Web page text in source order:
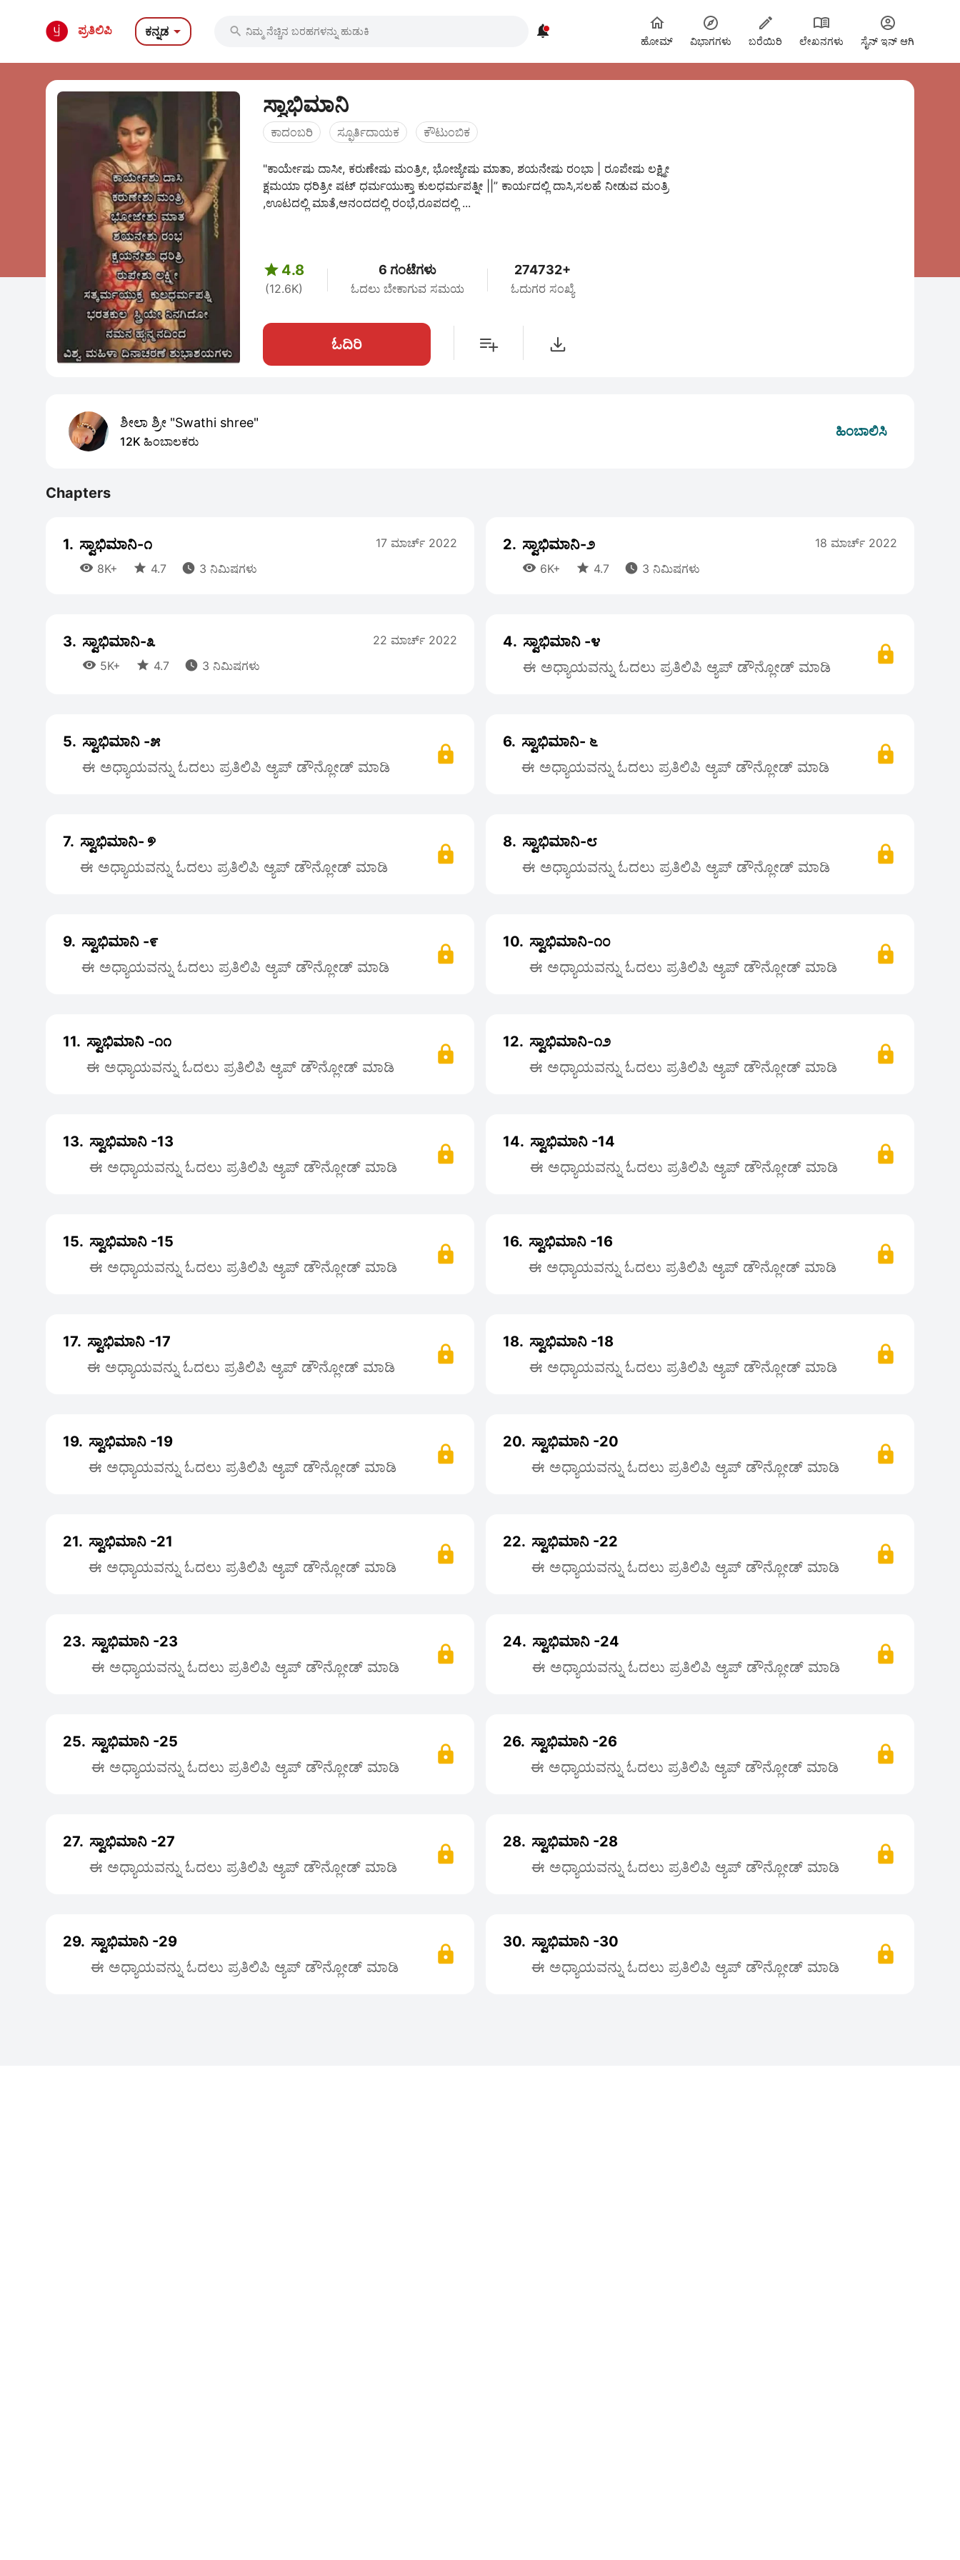
ಪ್ರತಿಲಿಪಿ ಕನ್ನಡ   
ಹೋಮ್ ವಿಭಾಗಗಳು ಬರೆಯಿರಿ ಲೇಖನಗಳು ಸೈನ್ ಇನ್ ಆಗಿ
ಸ್ವಾಭಿಮಾನಿ
ಕಾದಂಬರಿ ಸ್ಫೂರ್ತಿದಾಯಕ ಕೌಟುಂಬಿಕ
"ಕಾರ್ಯೇಷು ದಾಸೀ, ಕರುಣೇಷು ಮಂತ್ರೀ, ಭೋಜ್ಯೇಷು ಮಾತಾ, ಶಯನೇಷು ರಂಭಾ | ರೂಪೇಷು ಲಕ್ಷ್ಮೀ
ಕ್ಷಮಯಾ ಧರಿತ್ರೀ ಷಟ್ ಧರ್ಮಯುಕ್ತಾ ಕುಲಧರ್ಮಪತ್ನೀ ||” ಕಾರ್ಯದಲ್ಲಿ ದಾಸಿ,ಸಲಹೆ ನೀಡುವ ಮಂತ್ರಿ
,ಊಟದಲ್ಲಿ ಮಾತೆ,ಆನಂದದಲ್ಲಿ ರಂಭೆ,ರೂಪದಲ್ಲಿ ...
 4.8
(12.6K)
6 ಗಂಟೆಗಳು
ಓದಲು ಬೇಕಾಗುವ ಸಮಯ
274732+
ಓದುಗರ ಸಂಖ್ಯೆ
ಓದಿರಿ
ಶೀಲಾ ಶ್ರೀ "Swathi shree"
12K ಹಿಂಬಾಲಕರು
ಹಿಂಬಾಲಿಸಿ
Chapters
1. ಸ್ವಾಭಿಮಾನಿ-೧
 8K+  4.7  3 ನಿಮಿಷಗಳು
17 ಮಾರ್ಚ್ 2022 2. ಸ್ವಾಭಿಮಾನಿ-೨
 6K+  4.7  3 ನಿಮಿಷಗಳು
18 ಮಾರ್ಚ್ 2022
3. ಸ್ವಾಭಿಮಾನಿ-೩
 5K+  4.7  3 ನಿಮಿಷಗಳು
22 ಮಾರ್ಚ್ 2022 4. ಸ್ವಾಭಿಮಾನಿ -೪
ಈ ಅಧ್ಯಾಯವನ್ನು ಓದಲು ಪ್ರತಿಲಿಪಿ ಆ್ಯಪ್ ಡೌನ್ಲೋಡ್ ಮಾಡಿ
5. ಸ್ವಾಭಿಮಾನಿ -೫
ಈ ಅಧ್ಯಾಯವನ್ನು ಓದಲು ಪ್ರತಿಲಿಪಿ ಆ್ಯಪ್ ಡೌನ್ಲೋಡ್ ಮಾಡಿ
6. ಸ್ವಾಭಿಮಾನಿ- ೬
ಈ ಅಧ್ಯಾಯವನ್ನು ಓದಲು ಪ್ರತಿಲಿಪಿ ಆ್ಯಪ್ ಡೌನ್ಲೋಡ್ ಮಾಡಿ
7. ಸ್ವಾಭಿಮಾನಿ-୭
ಈ ಅಧ್ಯಾಯವನ್ನು ಓದಲು ಪ್ರತಿಲಿಪಿ ಆ್ಯಪ್ ಡೌನ್ಲೋಡ್ ಮಾಡಿ
8. ಸ್ವಾಭಿಮಾನಿ-೮
ಈ ಅಧ್ಯಾಯವನ್ನು ಓದಲು ಪ್ರತಿಲಿಪಿ ಆ್ಯಪ್ ಡೌನ್ಲೋಡ್ ಮಾಡಿ
9. ಸ್ವಾಭಿಮಾನಿ -೯
ಈ ಅಧ್ಯಾಯವನ್ನು ಓದಲು ಪ್ರತಿಲಿಪಿ ಆ್ಯಪ್ ಡೌನ್ಲೋಡ್ ಮಾಡಿ
10. ಸ್ವಾಭಿಮಾನಿ-೧೦
ಈ ಅಧ್ಯಾಯವನ್ನು ಓದಲು ಪ್ರತಿಲಿಪಿ ಆ್ಯಪ್ ಡೌನ್ಲೋಡ್ ಮಾಡಿ
11. ಸ್ವಾಭಿಮಾನಿ -೧೧
ಈ ಅಧ್ಯಾಯವನ್ನು ಓದಲು ಪ್ರತಿಲಿಪಿ ಆ್ಯಪ್ ಡೌನ್ಲೋಡ್ ಮಾಡಿ
12. ಸ್ವಾಭಿಮಾನಿ-೧೨
ಈ ಅಧ್ಯಾಯವನ್ನು ಓದಲು ಪ್ರತಿಲಿಪಿ ಆ್ಯಪ್ ಡೌನ್ಲೋಡ್ ಮಾಡಿ
13. ಸ್ವಾಭಿಮಾನಿ -13
ಈ ಅಧ್ಯಾಯವನ್ನು ಓದಲು ಪ್ರತಿಲಿಪಿ ಆ್ಯಪ್ ಡೌನ್ಲೋಡ್ ಮಾಡಿ
14. ಸ್ವಾಭಿಮಾನಿ -14
ಈ ಅಧ್ಯಾಯವನ್ನು ಓದಲು ಪ್ರತಿಲಿಪಿ ಆ್ಯಪ್ ಡೌನ್ಲೋಡ್ ಮಾಡಿ
15. ಸ್ವಾಭಿಮಾನಿ -15
ಈ ಅಧ್ಯಾಯವನ್ನು ಓದಲು ಪ್ರತಿಲಿಪಿ ಆ್ಯಪ್ ಡೌನ್ಲೋಡ್ ಮಾಡಿ
16. ಸ್ವಾಭಿಮಾನಿ -16
ಈ ಅಧ್ಯಾಯವನ್ನು ಓದಲು ಪ್ರತಿಲಿಪಿ ಆ್ಯಪ್ ಡೌನ್ಲೋಡ್ ಮಾಡಿ
17. ಸ್ವಾಭಿಮಾನಿ -17
ಈ ಅಧ್ಯಾಯವನ್ನು ಓದಲು ಪ್ರತಿಲಿಪಿ ಆ್ಯಪ್ ಡೌನ್ಲೋಡ್ ಮಾಡಿ
18. ಸ್ವಾಭಿಮಾನಿ -18
ಈ ಅಧ್ಯಾಯವನ್ನು ಓದಲು ಪ್ರತಿಲಿಪಿ ಆ್ಯಪ್ ಡೌನ್ಲೋಡ್ ಮಾಡಿ
19. ಸ್ವಾಭಿಮಾನಿ -19
ಈ ಅಧ್ಯಾಯವನ್ನು ಓದಲು ಪ್ರತಿಲಿಪಿ ಆ್ಯಪ್ ಡೌನ್ಲೋಡ್ ಮಾಡಿ
20. ಸ್ವಾಭಿಮಾನಿ -20
ಈ ಅಧ್ಯಾಯವನ್ನು ಓದಲು ಪ್ರತಿಲಿಪಿ ಆ್ಯಪ್ ಡೌನ್ಲೋಡ್ ಮಾಡಿ
21. ಸ್ವಾಭಿಮಾನಿ -21
ಈ ಅಧ್ಯಾಯವನ್ನು ಓದಲು ಪ್ರತಿಲಿಪಿ ಆ್ಯಪ್ ಡೌನ್ಲೋಡ್ ಮಾಡಿ
22. ಸ್ವಾಭಿಮಾನಿ -22
ಈ ಅಧ್ಯಾಯವನ್ನು ಓದಲು ಪ್ರತಿಲಿಪಿ ಆ್ಯಪ್ ಡೌನ್ಲೋಡ್ ಮಾಡಿ
23. ಸ್ವಾಭಿಮಾನಿ -23
ಈ ಅಧ್ಯಾಯವನ್ನು ಓದಲು ಪ್ರತಿಲಿಪಿ ಆ್ಯಪ್ ಡೌನ್ಲೋಡ್ ಮಾಡಿ
24. ಸ್ವಾಭಿಮಾನಿ -24
ಈ ಅಧ್ಯಾಯವನ್ನು ಓದಲು ಪ್ರತಿಲಿಪಿ ಆ್ಯಪ್ ಡೌನ್ಲೋಡ್ ಮಾಡಿ
25. ಸ್ವಾಭಿಮಾನಿ -25
ಈ ಅಧ್ಯಾಯವನ್ನು ಓದಲು ಪ್ರತಿಲಿಪಿ ಆ್ಯಪ್ ಡೌನ್ಲೋಡ್ ಮಾಡಿ
26. ಸ್ವಾಭಿಮಾನಿ -26
ಈ ಅಧ್ಯಾಯವನ್ನು ಓದಲು ಪ್ರತಿಲಿಪಿ ಆ್ಯಪ್ ಡೌನ್ಲೋಡ್ ಮಾಡಿ
27. ಸ್ವಾಭಿಮಾನಿ -27
ಈ ಅಧ್ಯಾಯವನ್ನು ಓದಲು ಪ್ರತಿಲಿಪಿ ಆ್ಯಪ್ ಡೌನ್ಲೋಡ್ ಮಾಡಿ
28. ಸ್ವಾಭಿಮಾನಿ -28
ಈ ಅಧ್ಯಾಯವನ್ನು ಓದಲು ಪ್ರತಿಲಿಪಿ ಆ್ಯಪ್ ಡೌನ್ಲೋಡ್ ಮಾಡಿ
29. ಸ್ವಾಭಿಮಾನಿ -29
ಈ ಅಧ್ಯಾಯವನ್ನು ಓದಲು ಪ್ರತಿಲಿಪಿ ಆ್ಯಪ್ ಡೌನ್ಲೋಡ್ ಮಾಡಿ
30. ಸ್ವಾಭಿಮಾನಿ -30
ಈ ಅಧ್ಯಾಯವನ್ನು ಓದಲು ಪ್ರತಿಲಿಪಿ ಆ್ಯಪ್ ಡೌನ್ಲೋಡ್ ಮಾಡಿ